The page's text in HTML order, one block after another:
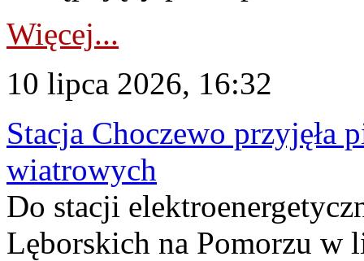
Więcej...
10 lipca 2026, 16:32
Stacja Choczewo przyjęła
wiatrowych
Do stacji
Lęborskich na Pomorzu w